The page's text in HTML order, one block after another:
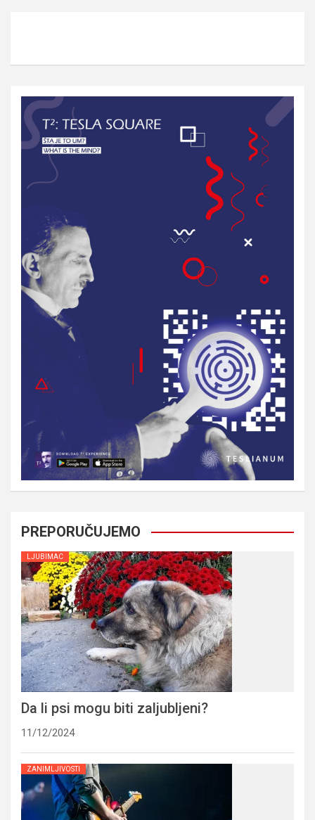
PREPORUČUJEMO
LJUBIMAC
Da li psi mogu biti zaljubljeni?
11/12/2024
ZANIMLJIVOSTI